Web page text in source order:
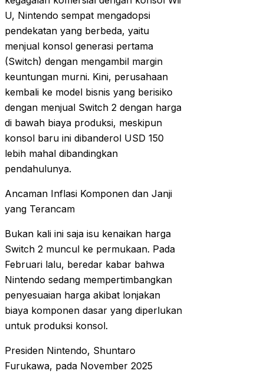
U, Nintendo sempat mengadopsi
pendekatan yang berbeda, yaitu
menjual konsol generasi pertama
(Switch) dengan mengambil margin
keuntungan murni. Kini, perusahaan
kembali ke model bisnis yang berisiko
dengan menjual Switch 2 dengan harga
di bawah biaya produksi, meskipun
konsol baru ini dibanderol USD 150
lebih mahal dibandingkan
pendahulunya.
Ancaman Inflasi Komponen dan Janji
yang Terancam
Bukan kali ini saja isu kenaikan harga
Switch 2 muncul ke permukaan. Pada
Februari lalu, beredar kabar bahwa
Nintendo sedang mempertimbangkan
penyesuaian harga akibat lonjakan
biaya komponen dasar yang diperlukan
untuk produksi konsol.
Presiden Nintendo, Shuntaro
Furukawa, pada November 2025